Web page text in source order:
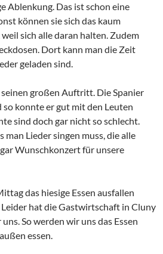
Ablenkung. Das ist schon eine
können sie sich das kaum
sich alle daran halten. Zudem
Dort kann man die Zeit
geladen sind.
großen Auftritt. Die Spanier
konnte er gut mit den Leuten
sind doch gar nicht so schlecht.
man Lieder singen muss, die alle
Wunschkonzert für unsere
das hiesige Essen ausfallen
Leider hat die Gastwirtschaft in Cluny
So werden wir uns das Essen
essen.